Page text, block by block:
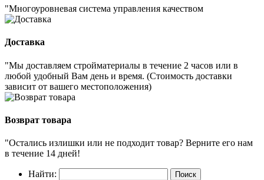
"Многоуровневая система управления качеством
Доставка
"Мы доставляем стройматериалы в течение 2 часов или в
любой удобный Вам день и время. (Стоимость доставки
зависит от вашего местоположения)
Возврат товара
"Остались излишки или не подходит товар? Верните его нам
в течение 14 дней!
Найти: